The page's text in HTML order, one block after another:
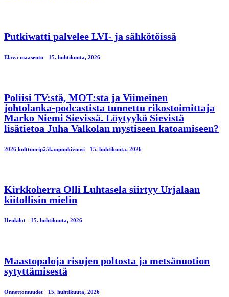
Putkiwatti palvelee LVI- ja sähkötöissä
Elävä maaseutu 15. huhtikuuta, 2026
Poliisi TV:stä, MOT:sta ja Viimeinen
johtolanka-podcastista tunnettu rikostoimittaja
Marko Niemi Sievissä. Löytyykö Sievistä
lisätietoa Juha Valkolan mystiseen katoamiseen?
2026 kulttuuripääkaupunkivuosi 15. huhtikuuta, 2026
Kirkkoherra Olli Luhtasela siirtyy Urjalaan
kiitollisin mielin
Henkilöt 15. huhtikuuta, 2026
Maastopaloja risujen poltosta ja metsänuotion
sytyttämisestä
Onnettomuudet 15. huhtikuuta, 2026